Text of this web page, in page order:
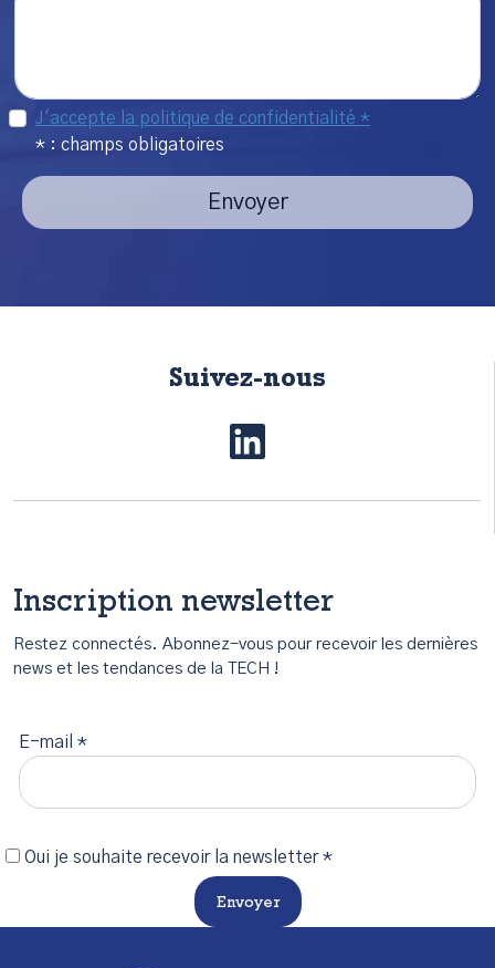
J'accepte la politique de confidentialité *
* : champs obligatoires
Envoyer
Suivez-nous
Inscription newsletter
Restez connectés. Abonnez-vous pour recevoir les dernières
news et les tendances de la TECH !
E-mail *
Oui je souhaite recevoir la newsletter *
Envoyer